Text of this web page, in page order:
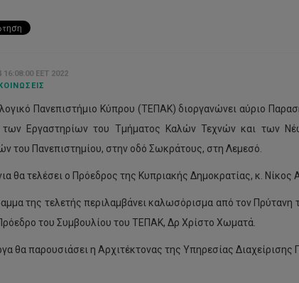
EET 2022
Πανεπιστήμιο Κύπρου (ΤΕΠΑΚ) διοργανώνει αύριο
των Εργαστηρίων του Τμήματος Καλών Τεχνών και των
του Πανεπιστημίου, στην οδό Σωκράτους, στη Λεμεσό.
θα τελέσει ο Πρόεδρος της Κυπριακής ∆ημοκρατίας, κ. Νίκος
της τελετής περιλαμβάνει καλωσόρισμα από τον
του Συμβουλίου του ΤΕΠΑΚ, Δρ Χρίστο Χωματά.
θα παρουσιάσει η Αρχιτέκτονας της Υπηρεσίας
ΤΕΠΑΚ:
Απονεμήθηκαν
τα
του
,
καλλιτεχνικού,
διαγωνισμού
με
θέμα